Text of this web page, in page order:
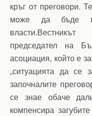
кръг от преговори.
може да бъде
председател на
асоциация, който е
„ситуацията да се
започналите
се знае обаче
компенсира